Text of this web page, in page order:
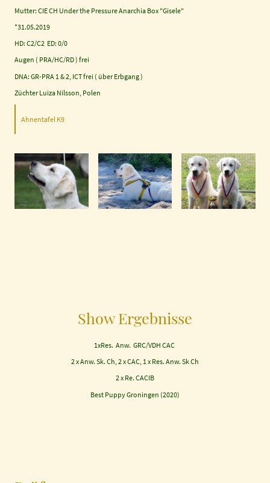
Mutter: CIE CH Under the Pressure Anarchia Box "Gisele"
*31.05.2019
HD: C2/C2 ED: 0/0
Augen ( PRA/HC/RD ) frei
DNA: GR-PRA 1 & 2, ICT frei ( über Erbgang )
Züchter Luiza Nilsson, Polen
Ahnentafel K9
Show Ergebnisse
1xRes. Anw. GRC/VDH CAC
2 x Anw. Sk. Ch, 2 x CAC, 1 x Res. Anw. Sk Ch
2 x Re. CACIB
Best Puppy Groningen (2020)